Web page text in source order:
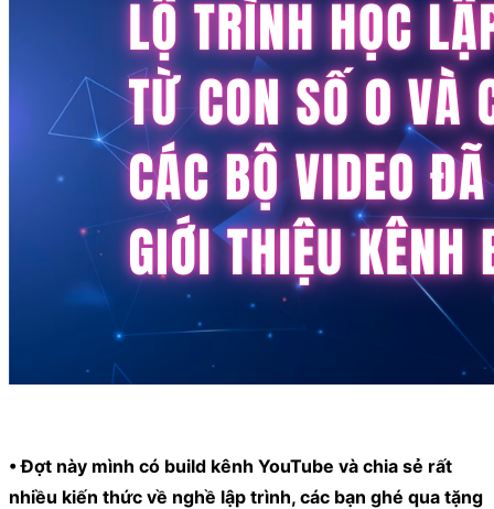
• Đợt này mình có build kênh YouTube và chia sẻ rất
nhiều kiến thức về nghề lập trình, các bạn ghé qua tặng